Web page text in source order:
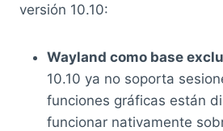
versión 10.10:
Wayland como base
10.10 ya no soporta
funciones gráficas están
funcionar nativamente